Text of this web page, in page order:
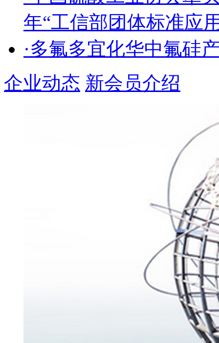
年“工信部团体标准应
·多氟多宜化华中氟硅
企业动态 新会员介绍